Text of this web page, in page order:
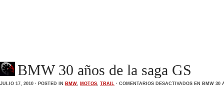
BMW 30 años de la saga GS
JULIO 17, 2010 · POSTED IN BMW, MOTOS, TRAIL · COMENTARIOS DESACTIVADOS EN BMW 30